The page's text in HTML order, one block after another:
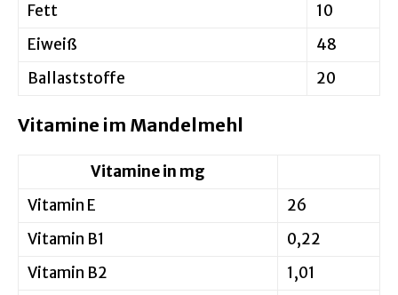
Fett
10
Eiweiß
48
Ballaststoffe
20
Vitamine im Mandelmehl
Vitamine in mg
Vitamin E
26
Vitamin B1
0,22
Vitamin B2
1,01